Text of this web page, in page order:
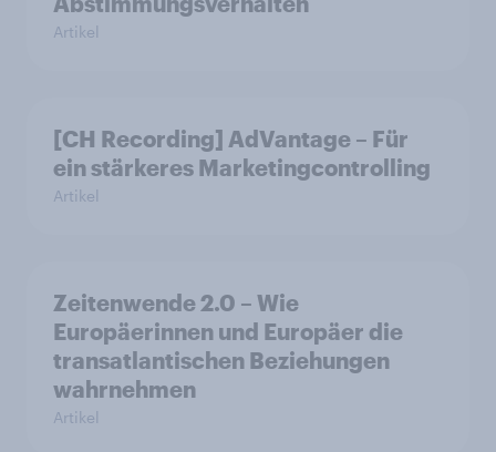
Artikel
[CH Recording] AdVantage – Für
ein stärkeres Marketingcontrolling
Artikel
Zeitenwende 2.0 – Wie
Europäerinnen und Europäer die
transatlantischen Beziehungen
wahrnehmen
Artikel